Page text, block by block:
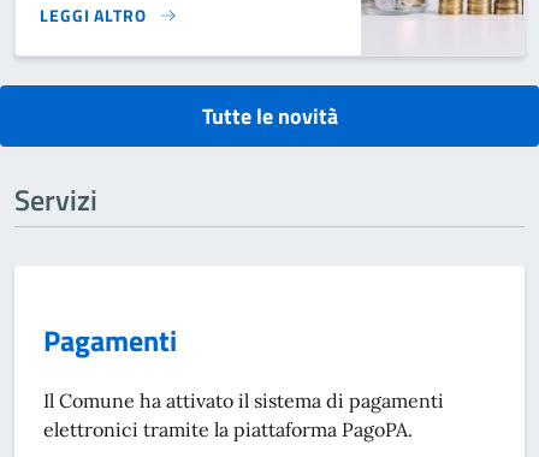
LEGGI ALTRO
BANDO PER L'AGEVOLAZIONE TARIC 2024}
Tutte le novità
Servizi
Pagamenti
Il Comune ha attivato il sistema di pagamenti
elettronici tramite la piattaforma PagoPA.